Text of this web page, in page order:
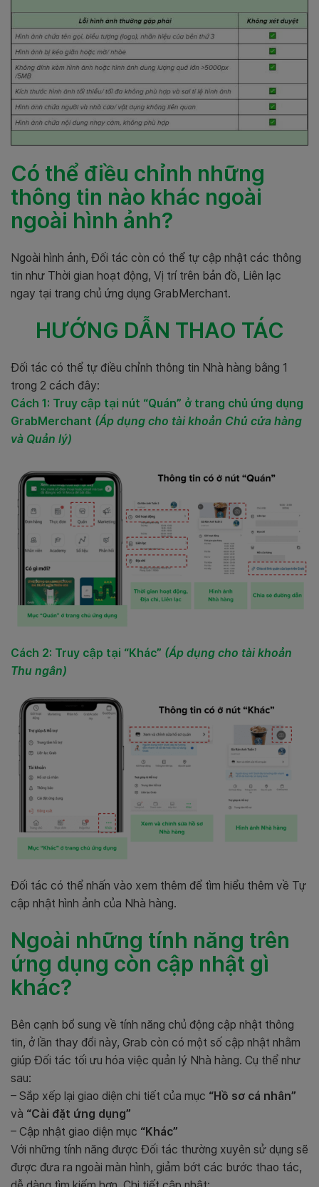
Có thể điều chỉnh những
thông tin nào khác ngoài
ngoài hình ảnh?
Ngoài hình ảnh, Đối tác còn có thể tự cập nhật các thông
tin như Thời gian hoạt động, Vị trí trên bản đồ, Liên lạc
ngay tại trang chủ ứng dụng GrabMerchant.
HƯỚNG DẪN THAO TÁC
Đối tác có thể tự điều chỉnh thông tin Nhà hàng bằng 1
trong 2 cách đây:
Cách 1: Truy cập tại nút “Quán” ở trang chủ ứng dụng
GrabMerchant (Áp dụng cho tài khoản Chủ cửa hàng
và Quản lý)
Cách 2: Truy cập tại “Khác” (Áp dụng cho tài khoản
Thu ngân)
Đối tác có thể nhấn vào xem thêm để tìm hiểu thêm về Tự
cập nhật hình ảnh của Nhà hàng.
Ngoài những tính năng trên
ứng dụng còn cập nhật gì
khác?
Bên cạnh bổ sung về tính năng chủ động cập nhật thông
tin, ở lần thay đổi này, Grab còn có một số cập nhật nhằm
giúp Đối tác tối ưu hóa việc quản lý Nhà hàng. Cụ thể như
sau:
– Sắp xếp lại giao diện chi tiết của mục “Hồ sơ cá nhân”
và “Cài đặt ứng dụng”
– Cập nhật giao diện mục “Khác”
Với những tính năng được Đối tác thường xuyên sử dụng sẽ
được đưa ra ngoài màn hình, giảm bớt các bước thao tác,